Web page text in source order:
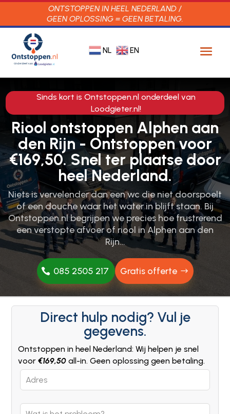
ONTSTOPPEN IN HEEL NEDERLAND /
GEEN OPLOSSING = GEEN BETALING.
NL EN
Sinds kort is Ontstoppen.nl onderdeel van
Loodgieter.nl!
Riool ontstoppen Alphen aan
den Rijn - Ontstoppen voor
€169,50. Snel ter plaatse door
heel Nederland.
Niets is vervelender dan een wc die niet doorspoelt
of een douche waar het water in blijft staan.​ Bij
Ontstoppen.​nl begrijpen we precies hoe frustrerend
een verstopte afvoer of riool in Alphen aan den
Rijn…
085 2505 217 Gratis offerte
Direct hulp nodig? Vul je
gegevens.
Ontstoppen in heel Nederland: Wij helpen je snel
voor€169,50 all-in. Geen oplossing geen betaling.
Leave
this
blank